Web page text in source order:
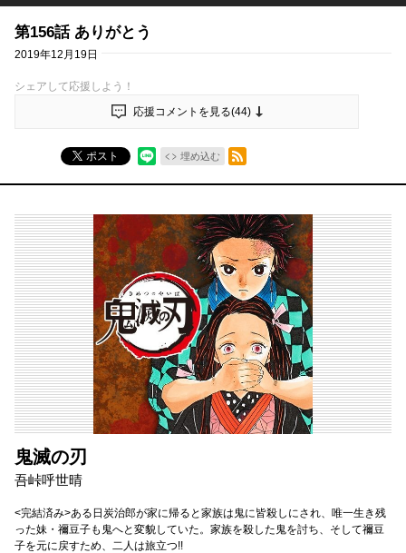
第156話 ありがとう
2019年12月19日
シェアして応援しよう！
応援コメントを見る(44)
ポスト 埋め込む
RSSフィード
鬼滅の刃
吾峠呼世晴
<完結済み>ある日炭治郎が家に帰ると家族は鬼に皆殺しにされ、唯一生き残
った妹・禰豆子も鬼へと変貌していた。家族を殺した鬼を討ち、そして禰豆
子を元に戻すため、二人は旅立つ!!